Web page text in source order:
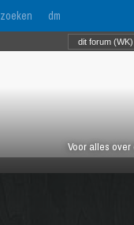
zoeken dm
Voor alles over